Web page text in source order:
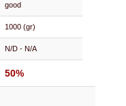
good
1000 (gr)
N/D - N/A
50%